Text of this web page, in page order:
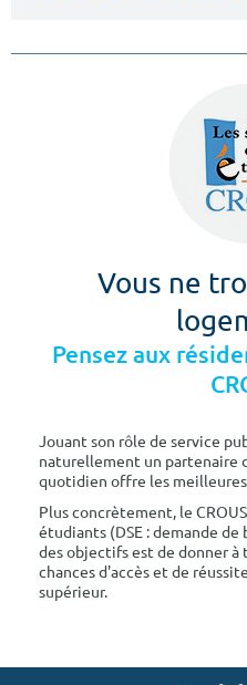
Vous ne
Pensez aux
Jouant son rôle de service
naturellement un partenaire
quotidien offre les
Plus concrètement, le
étudiants (DSE : demande
des objectifs est de donner à
chances d'accès et de
supérieur.